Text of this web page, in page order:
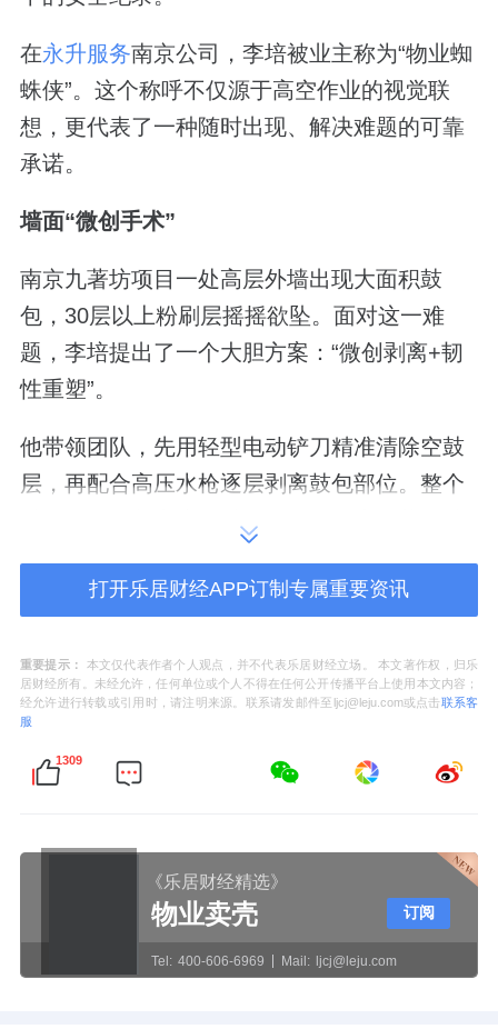
在永升服务南京公司，李培被业主称为“物业蜘
蛛侠”。这个称呼不仅源于高空作业的视觉联
想，更代表了一种随时出现、解决难题的可靠
承诺。
墙面“微创手术”
南京九著坊项目一处高层外墙出现大面积鼓
包，30层以上粉刷层摇摇欲坠。面对这一难
题，李培提出了一个大胆方案：“微创剥离+韧
性重塑”。
他带领团队，先用轻型电动铲刀精准清除空鼓
层，再配合高压水枪逐层剥离鼓包部位。整个
过程严格控制力度，避免震动导致未脱落区域
清除松散层后，通过渗透型界面剂与轻质抗裂
砂浆，进行六道工序的“肌肤再生”修复。
为确保作业期间行人安全，李培采用高空作业
戒线，全程防护碎块掉落。修复工作持续一
周，最终墙面平整度超预期，并凭借先进工艺
大幅提升外墙抗裂性能，成为区域内的标杆服
务案例。
打开乐居财经APP订制专属重要资讯
重要提示：
本文仅代表作者个人观点，并不代表乐居财经立场。 本文著作权，归乐
居财经所有。未经允许，任何单位或个人不得在任何公开传播平台上使用本文内容；
经允许进行转载或引用时，请注明来源。联系请发邮件至ljcj@leju.com或点击联系客
服
1309
《乐居财经精选》
物业卖壳
Tel: 400-606-6969 Mail: ljcj@leju.com
订阅